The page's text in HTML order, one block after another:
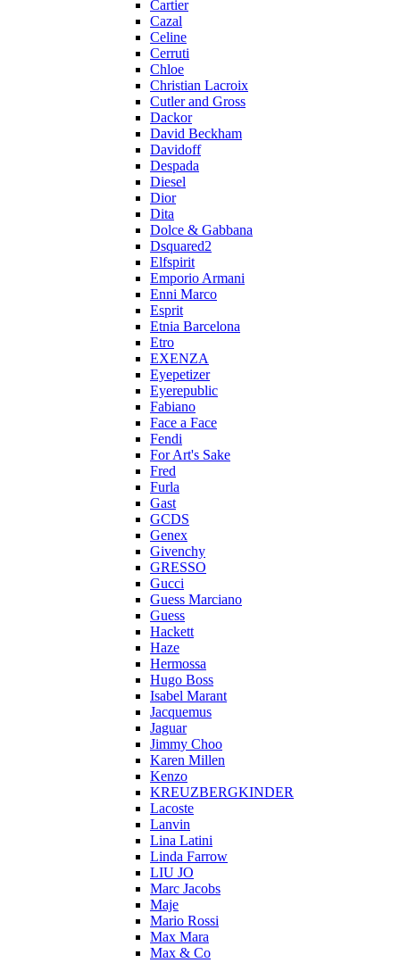
Cartier
Cazal
Celine
Cerruti
Chloe
Christian Lacroix
Cutler and Gross
Dackor
David Beckham
Davidoff
Despada
Diesel
Dior
Dita
Dolce & Gabbana
Dsquared2
Elfspirit
Emporio Armani
Enni Marco
Esprit
Etnia Barcelona
Etro
EXENZA
Eyepetizer
Eyerepublic
Fabiano
Face a Face
Fendi
For Art's Sake
Fred
Furla
Gast
GCDS
Genex
Givenchy
GRESSO
Gucci
Guess Marciano
Guess
Hackett
Haze
Hermossa
Hugo Boss
Isabel Marant
Jacquemus
Jaguar
Jimmy Choo
Karen Millen
Kenzo
KREUZBERGKINDER
Lacoste
Lanvin
Lina Latini
Linda Farrow
LIU JO
Marc Jacobs
Maje
Mario Rossi
Max Mara
Max & Co